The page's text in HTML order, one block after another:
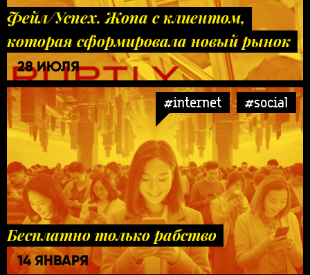
Фейл/Успех. Жопа с клиентом,
которая сформировала новый рынок
28 ИЮЛЯ
#internet #social
Бесплатно только рабство
14 ЯНВАРЯ